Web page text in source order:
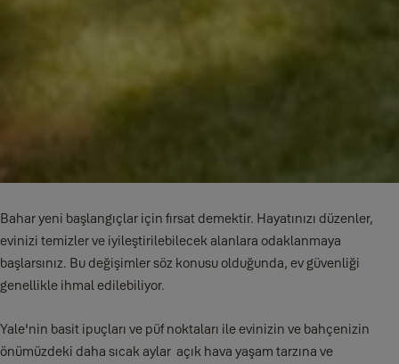
Bahar yeni başlangıçlar için fırsat demektir. Hayatınızı düzenler,
evinizi temizler ve iyileştirilebilecek alanlara odaklanmaya
başlarsınız. Bu değişimler söz konusu olduğunda, ev güvenliği
genellikle ihmal edilebiliyor.
Yale'nin basit ipuçları ve püf noktaları ile evinizin ve bahçenizin
önümüzdeki daha sıcak aylar açık hava yaşam tarzına ve